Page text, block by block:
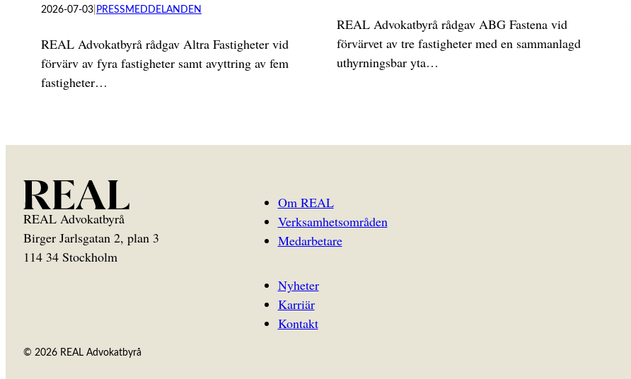
2026-07-03 PRESSMEDDELANDEN
REAL Advokatbyrå rådgav Altra Fastigheter vid
förvärv av fyra fastigheter samt avyttring av fem
fastigheter…
REAL Advokatbyrå rådgav ABG Fastena vid
förvärvet av tre fastigheter med en sammanlagd
uthyrningsbar yta…
REAL Advokatbyrå
Birger Jarlsgatan 2, plan 3
114 34 Stockholm
Om REAL
Verksamhetsområden
Medarbetare
Nyheter
Karriär
Kontakt
© 2026 REAL Advokatbyrå